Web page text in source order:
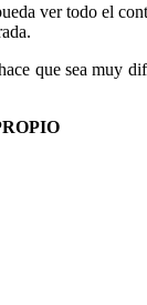
ver todo el
que sea muy